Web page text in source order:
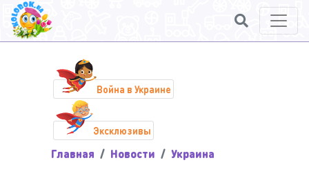
Война в Украине
Эксклюзивы
Главная Новости Украина